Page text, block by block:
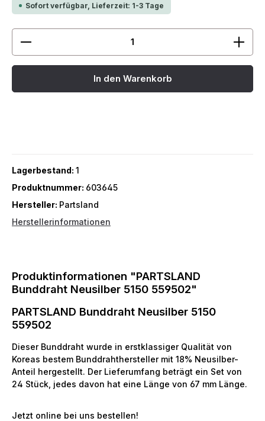
Sofort verfügbar, Lieferzeit: 1-3 Tage
Produkt Anzahl: Gib den gewünschten Wert ein
In den Warenkorb
Lagerbestand: 1
Produktnummer: 603645
Hersteller: Partsland
Herstellerinformationen
Produktinformationen "PARTSLAND
Bunddraht Neusilber 5150 559502"
PARTSLAND Bunddraht Neusilber 5150
559502
Dieser Bunddraht wurde in erstklassiger Qualität von
Koreas bestem Bunddrahthersteller mit 18% Neusilber-
Anteil hergestellt. Der Lieferumfang beträgt ein Set von
24 Stück, jedes davon hat eine Länge von 67 mm Länge.
Jetzt online bei uns bestellen!